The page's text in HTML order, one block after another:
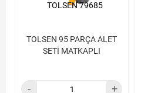
TOLSEN 95 PARÇA ALET
SETİ MATKAPLI
TOLSEN 79685